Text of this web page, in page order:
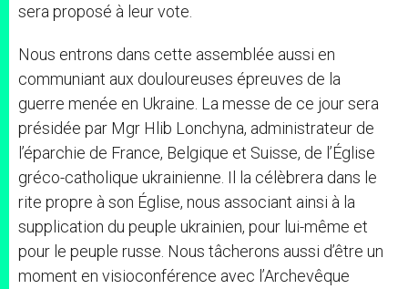
sera proposé à leur vote.
Nous entrons dans cette assemblée aussi en
communiant aux douloureuses épreuves de la
guerre menée en Ukraine. La messe de ce jour sera
présidée par Mgr Hlib Lonchyna, administrateur de
l’éparchie de France, Belgique et Suisse, de l’Église
gréco-catholique ukrainienne. Il la célèbrera dans le
rite propre à son Église, nous associant ainsi à la
supplication du peuple ukrainien, pour lui-même et
pour le peuple russe. Nous tâcherons aussi d’être un
moment en visioconférence avec l’Archevêque